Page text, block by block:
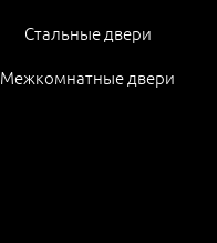
Стальные двери
Межкомнатные двери